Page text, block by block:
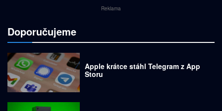
Reklama
Doporučujeme
Apple krátce stáhl Telegram z App
Storu